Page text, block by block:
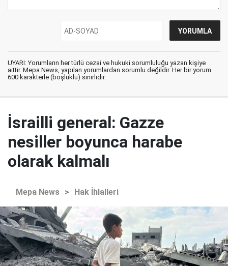
UYARI: Yorumların her türlü cezai ve hukuki sorumluluğu yazan kişiye
aittir. Mepa News, yapılan yorumlardan sorumlu değildir. Her bir yorum
600 karakterle (boşluklu) sınırlıdır.
İsrailli general: Gazze
nesiller boyunca harabe
olarak kalmalı
Mepa News > Hak İhlalleri